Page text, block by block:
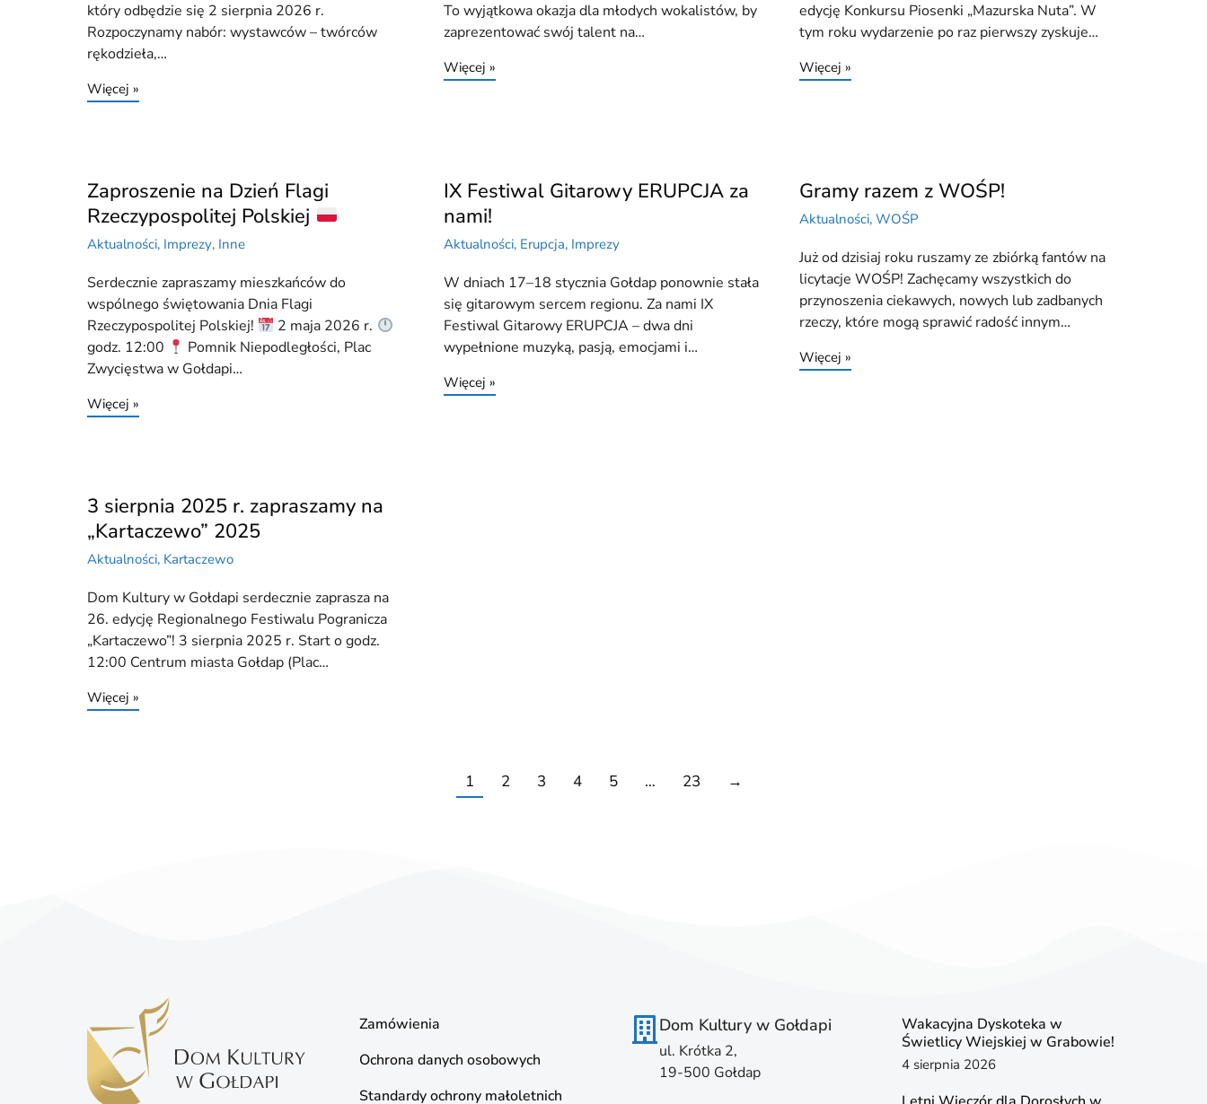
który odbędzie się 2 sierpnia 2026 r.
Rozpoczynamy nabór: wystawców – twórców
rękodzieła,…
Więcej »
To wyjątkowa okazja dla młodych wokalistów, by
zaprezentować swój talent na…
Więcej »
edycję Konkursu Piosenki „Mazurska Nuta”. W
tym roku wydarzenie po raz pierwszy zyskuje…
Więcej »
Zaproszenie na Dzień Flagi
Rzeczypospolitej Polskiej
Aktualności, Imprezy, Inne
Serdecznie zapraszamy mieszkańców do
wspólnego świętowania Dnia Flagi
Rzeczypospolitej Polskiej!
2 maja 2026 r.
godz. 12:00
Pomnik Niepodległości, Plac
Zwycięstwa w Gołdapi…
Więcej »
IX Festiwal Gitarowy ERUPCJA za
nami!
Aktualności, Erupcja, Imprezy
W dniach 17–18 stycznia Gołdap ponownie stała
się gitarowym sercem regionu. Za nami IX
Festiwal Gitarowy ERUPCJA – dwa dni
wypełnione muzyką, pasją, emocjami i…
Więcej »
Gramy razem z WOŚP!
Aktualności,WOŚP
Już od dzisiaj roku ruszamy ze zbiórką fantów na
licytacje WOŚP! Zachęcamy wszystkich do
przynoszenia ciekawych, nowych lub zadbanych
rzeczy, które mogą sprawić radość innym…
Więcej »
3 sierpnia 2025 r. zapraszamy na
„Kartaczewo” 2025
Aktualności, Kartaczewo
Dom Kultury w Gołdapi serdecznie zaprasza na
26. edycję Regionalnego Festiwalu Pogranicza
„Kartaczewo”! 3 sierpnia 2025 r. Start o godz.
12:00 Centrum miasta Gołdap (Plac…
Więcej »
1 2 3 4 5 … 23 →
Zamówienia
Ochrona danych osobowych
Standardy ochrony małoletnich
Dom Kultury w Gołdapi
ul. Krótka 2,
19-500 Gołdap
Wakacyjna Dyskoteka w
Świetlicy Wiejskiej w Grabowie!
4 sierpnia 2026